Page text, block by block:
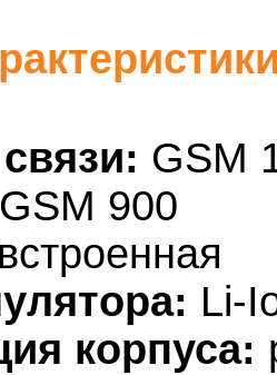
GSM
900
встроенная
Li-
корпуса: